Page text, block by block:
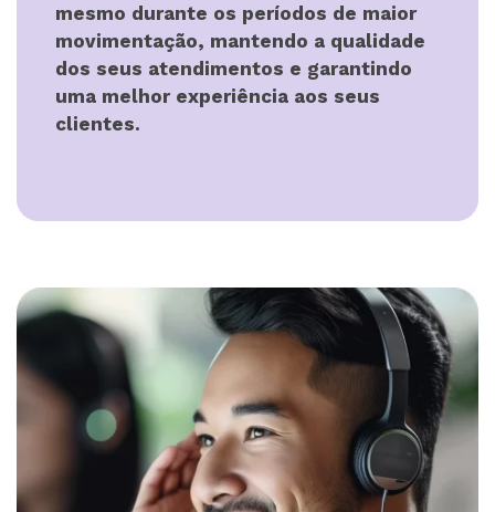
mesmo durante os períodos de maior
movimentação, mantendo a qualidade
dos seus atendimentos e garantindo
uma melhor experiência aos seus
clientes.